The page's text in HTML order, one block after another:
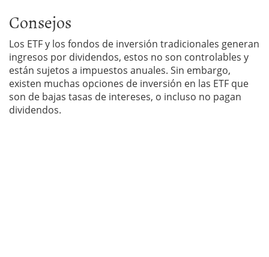
Consejos
Los ETF y los fondos de inversión tradicionales generan
ingresos por dividendos, estos no son controlables y
están sujetos a impuestos anuales. Sin embargo,
existen muchas opciones de inversión en las ETF que
son de bajas tasas de intereses, o incluso no pagan
dividendos.